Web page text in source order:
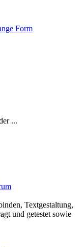
Form
...
Textgestaltung,
und getestet sowie